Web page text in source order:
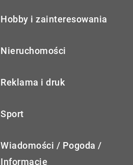
Hobby i zainteresowania
Nieruchomości
Reklama i druk
Sport
Wiadomości / Pogoda /
Informacje